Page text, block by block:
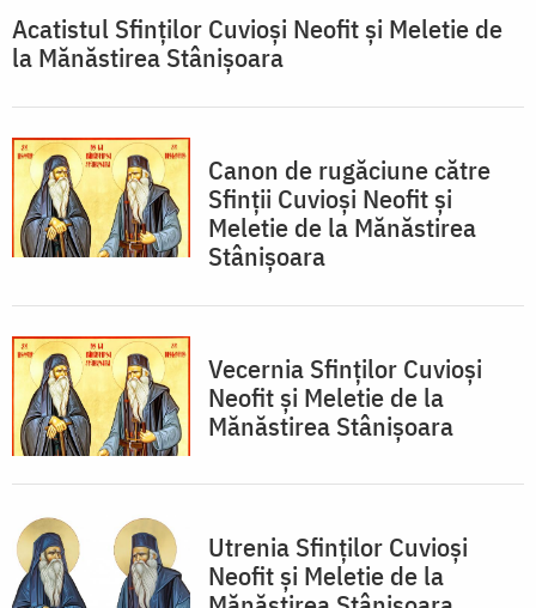
Acatistul Sfinţilor Cuvioşi Neofit şi Meletie de
la Mănăstirea Stânișoara
Canon de rugăciune către
Sfinţii Cuvioşi Neofit şi
Meletie de la Mănăstirea
Stânișoara
Vecernia Sfinţilor Cuvioşi
Neofit şi Meletie de la
Mănăstirea Stânișoara
Utrenia Sfinţilor Cuvioşi
Neofit şi Meletie de la